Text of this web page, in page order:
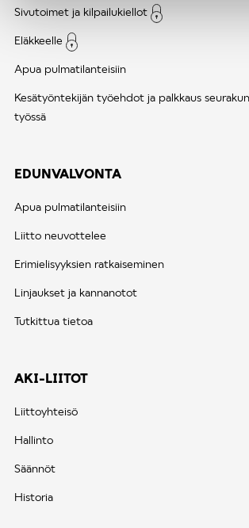
Sivutoimet ja kilpailukiellot
Eläkkeelle
Apua pulmatilanteisiin
Kesätyöntekijän työehdot ja palkkaus
työssä
EDUNVALVONTA
Apua pulmatilanteisiin
Liitto neuvottelee
Erimielisyyksien ratkaiseminen
Linjaukset ja kannanotot
Tutkittua tietoa
AKI-LIITOT
Liittoyhteisö
Hallinto
Säännöt
Historia